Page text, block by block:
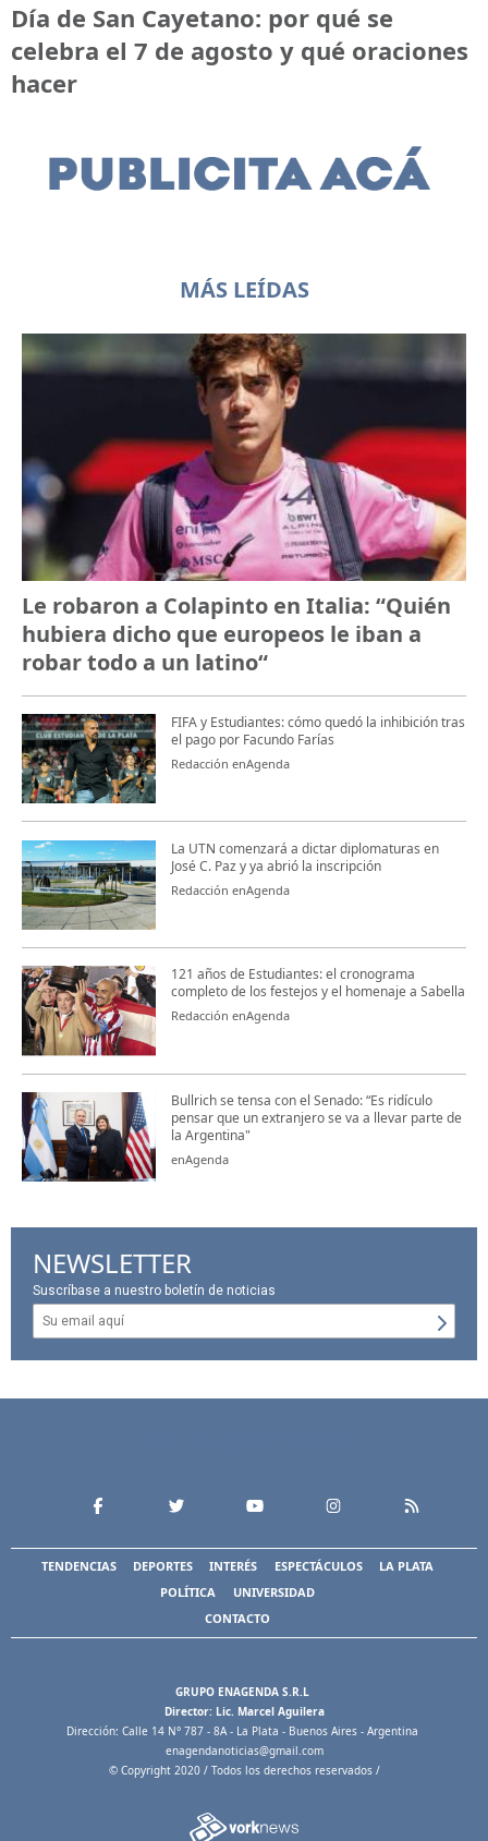
Día de San Cayetano: por qué se
celebra el 7 de agosto y qué oraciones
hacer
MÁS LEÍDAS
Le robaron a Colapinto en Italia: “Quién
hubiera dicho que europeos le iban a
robar todo a un latino“
FIFA y Estudiantes: cómo quedó la inhibición tras
el pago por Facundo Farías
Redacción enAgenda
La UTN comenzará a dictar diplomaturas en
José C. Paz y ya abrió la inscripción
Redacción enAgenda
121 años de Estudiantes: el cronograma
completo de los festejos y el homenaje a Sabella
Redacción enAgenda
Bullrich se tensa con el Senado: “Es ridículo
pensar que un extranjero se va a llevar parte de
la Argentina"
enAgenda
NEWSLETTER
Suscríbase a nuestro boletín de noticias
TENDENCIAS DEPORTES INTERÉS ESPECTÁCULOS
LA PLATA
POLÍTICA
UNIVERSIDAD
CONTACTO
GRUPO ENAGENDA S.R.L
Director: Lic. Marcel Aguilera
Dirección: Calle 14 N° 787 - 8A - La Plata - Buenos Aires - Argentina
enagendanoticias@gmail.com
© Copyright 2020 / Todos los derechos reservados /